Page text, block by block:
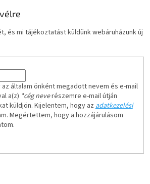
és mi tájékoztatást küldünk webáruházunk új
általam önként megadott nevem és e-mail
a(z) *cég neverészemre e-mail útján
küldjön. Kijelentem, hogy az adatkezelési
Megértettem, hogy a hozzájárulásom